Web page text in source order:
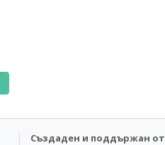
Създаден и поддържан от